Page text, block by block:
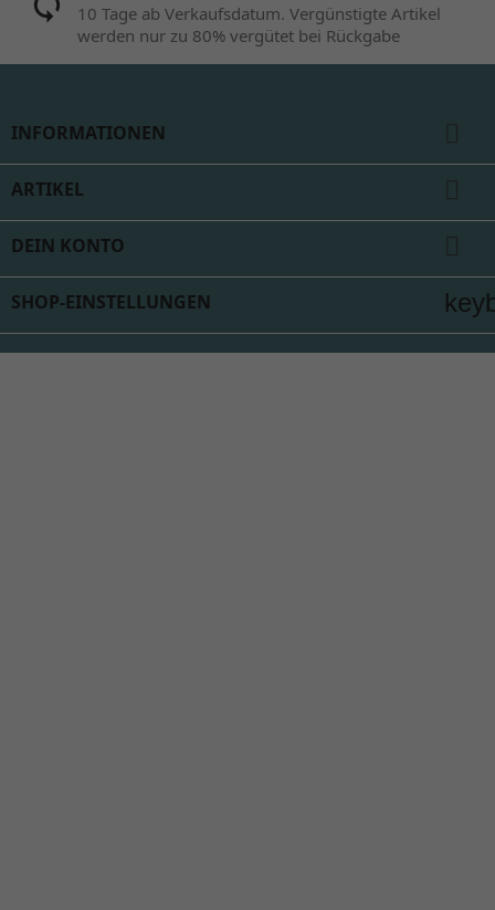
10 Tage ab Verkaufsdatum. Vergünstigte Artikel
werden nur zu 80% vergütet bei Rückgabe
INFORMATIONEN
ARTIKEL
DEIN KONTO
SHOP-EINSTELLUNGEN